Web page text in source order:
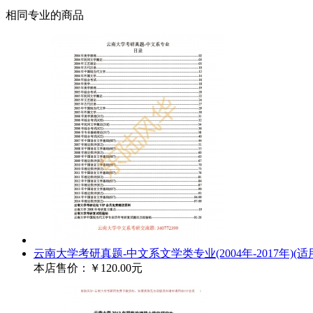
相同专业的商品
云南大学考研真题-中文系文学类专业(2004年-2017年)(适
本店售价：
￥120.00元